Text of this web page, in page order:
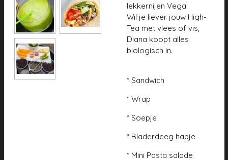
lekkernijen Vega!
Wil je liever jouw High-
Tea met vlees of vis,
Diana koopt alles
biologisch in.
* Sandwich
* Wrap
* Soepje
* Bladerdeeg hapje
* Mini Pasta salade